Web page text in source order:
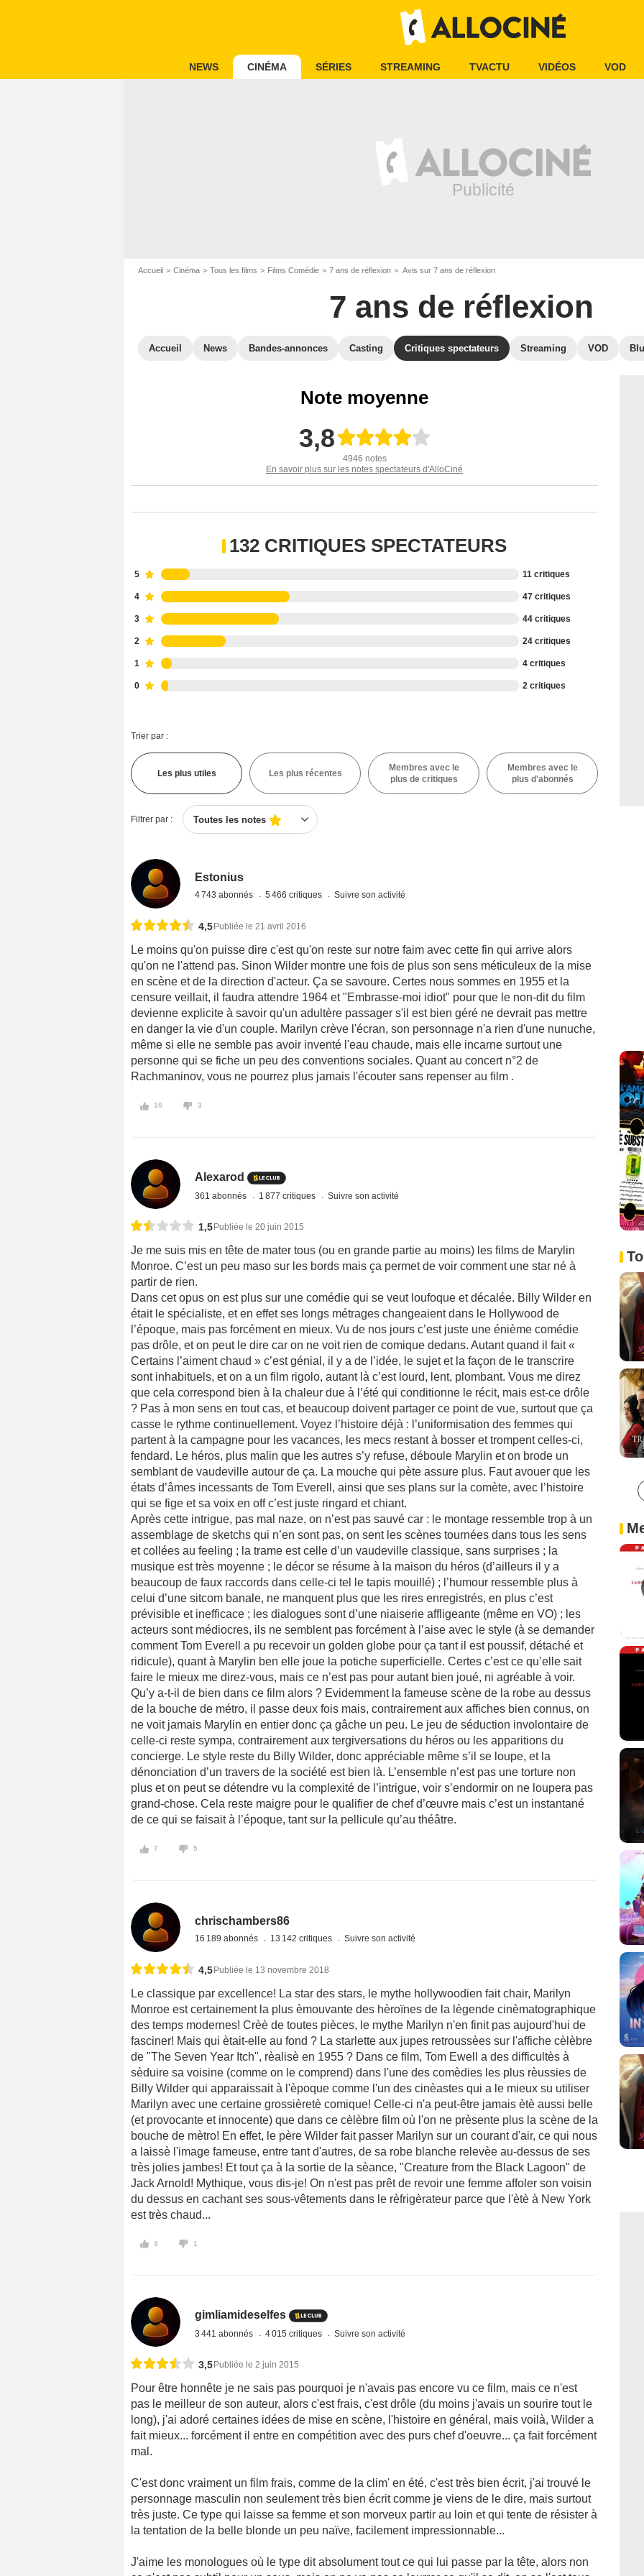
NEWS CINÉMA SÉRIES STREAMING TVACTU VIDÉOS VOD
Accueil Cinéma Tous les films Films Comédie 7 ans de réflexion Avis sur 7 ans de réflexion
7 ans de réflexion
Accueil News Bandes-annonces Casting Critiques spectateurs Streaming VOD
Note moyenne
3,8
4946 notes
En savoir plus sur les notes spectateurs d'AlloCiné
132 CRITIQUES SPECTATEURS
5 11 critiques
4 47 critiques
3 44 critiques
2 24 critiques
1 4 critiques
0 2 critiques
Trier par :
Les plus utiles Les plus récentes
Membres avec le
plus de critiques
Membres avec le
plus d'abonnés
Filtrer par : Toutes les notes
Estonius
4 743 abonnés 5 466 critiques Suivre son activité
4,5 Publiée le 21 avril 2016
Le moins qu'on puisse dire c'est qu'on reste sur notre faim avec cette fin qui arrive alors
qu'on ne l'attend pas. Sinon Wilder montre une fois de plus son sens méticuleux de la mise
en scène et de la direction d'acteur. Ça se savoure. Certes nous sommes en 1955 et la
censure veillait, il faudra attendre 1964 et "Embrasse-moi idiot" pour que le non-dit du film
devienne explicite à savoir qu'un adultère passager s'il est bien géré ne devrait pas mettre
en danger la vie d'un couple. Marilyn crève l'écran, son personnage n'a rien d'une nunuche,
même si elle ne semble pas avoir inventé l'eau chaude, mais elle incarne surtout une
personne qui se fiche un peu des conventions sociales. Quant au concert n°2 de
Rachmaninov, vous ne pourrez plus jamais l'écouter sans repenser au film .
10 3
Alexarod
361 abonnés 1 877 critiques Suivre son activité
1,5Publiée le 20 juin 2015
Je me suis mis en tête de mater tous (ou en grande partie au moins) les films de Marylin
Monroe. C’est un peu maso sur les bords mais ça permet de voir comment une star né à
partir de rien.
Dans cet opus on est plus sur une comédie qui se veut loufoque et décalée. Billy Wilder en
était le spécialiste, et en effet ses longs métrages changeaient dans le Hollywood de
l’époque, mais pas forcément en mieux. Vu de nos jours c’est juste une énième comédie
pas drôle, et on peut le dire car on ne voit rien de comique dedans. Autant quand il fait «
Certains l’aiment chaud » c’est génial, il y a de l’idée, le sujet et la façon de le transcrire
sont inhabituels, et on a un film rigolo, autant là c’est lourd, lent, plombant. Vous me direz
que cela correspond bien à la chaleur due à l’été qui conditionne le récit, mais est-ce drôle
? Pas à mon sens en tout cas, et beaucoup doivent partager ce point de vue, surtout que ça
casse le rythme continuellement. Voyez l’histoire déjà : l’uniformisation des femmes qui
partent à la campagne pour les vacances, les mecs restant à bosser et trompent celles-ci,
fendard. Le héros, plus malin que les autres s’y refuse, déboule Marylin et on brode un
semblant de vaudeville autour de ça. La mouche qui pète assure plus. Faut avouer que les
états d’âmes incessants de Tom Everell, ainsi que ses plans sur la comète, avec l’histoire
qui se fige et sa voix en off c’est juste ringard et chiant.
Après cette intrigue, pas mal naze, on n’est pas sauvé car : le montage ressemble trop à un
assemblage de sketchs qui n’en sont pas, on sent les scènes tournées dans tous les sens
et collées au feeling ; la trame est celle d’un vaudeville classique, sans surprises ; la
musique est très moyenne ; le décor se résume à la maison du héros (d’ailleurs il y a
beaucoup de faux raccords dans celle-ci tel le tapis mouillé) ; l’humour ressemble plus à
celui d’une sitcom banale, ne manquent plus que les rires enregistrés, en plus c’est
prévisible et inefficace ; les dialogues sont d’une niaiserie affligeante (même en VO) ; les
acteurs sont médiocres, ils ne semblent pas forcément à l’aise avec le style (à se demander
comment Tom Everell a pu recevoir un golden globe pour ça tant il est poussif, détaché et
ridicule), quant à Marylin ben elle joue la potiche superficielle. Certes c’est ce qu’elle sait
faire le mieux me direz-vous, mais ce n’est pas pour autant bien joué, ni agréable à voir.
Qu’y a-t-il de bien dans ce film alors ? Evidemment la fameuse scène de la robe au dessus
de la bouche de métro, il passe deux fois mais, contrairement aux affiches bien connus, on
ne voit jamais Marylin en entier donc ça gâche un peu. Le jeu de séduction involontaire de
celle-ci reste sympa, contrairement aux tergiversations du héros ou les apparitions du
concierge. Le style reste du Billy Wilder, donc appréciable même s’il se loupe, et la
dénonciation d’un travers de la société est bien là. L’ensemble n’est pas une torture non
plus et on peut se détendre vu la complexité de l’intrigue, voir s’endormir on ne loupera pas
grand-chose. Cela reste maigre pour le qualifier de chef d’œuvre mais c’est un instantané
de ce qui se faisait à l’époque, tant sur la pellicule qu’au théâtre.
7 5
chrischambers86
16 189 abonnés 13 142 critiques Suivre son activité
4,5Publiée le 13 novembre 2018
Le classique par excellence! La star des stars, le mythe hollywoodien fait chair, Marilyn
Monroe est certainement la plus èmouvante des hèroïnes de la lègende cinèmatographique
des temps modernes! Crèè de toutes pièces, le mythe Marilyn n'en finit pas aujourd'hui de
fasciner! Mais qui ètait-elle au fond ? La starlette aux jupes retroussèes sur l'affiche cèlèbre
de "The Seven Year Itch", rèalisè en 1955 ? Dans ce film, Tom Ewell a des difficultès à
sèduire sa voisine (comme on le comprend) dans l'une des comèdies les plus rèussies de
Billy Wilder qui apparaissait à l'èpoque comme l'un des cinèastes qui a le mieux su utiliser
Marilyn avec une certaine grossièretè comique! Celle-ci n'a peut-être jamais ètè aussi belle
(et provocante et innocente) que dans ce cèlèbre film où l'on ne prèsente plus la scène de la
bouche de mètro! En effet, le père Wilder fait passer Marilyn sur un courant d'air, ce qui nous
a laissè l'image fameuse, entre tant d'autres, de sa robe blanche relevèe au-dessus de ses
très jolies jambes! Et tout ça à la sortie de la sèance, "Creature from the Black Lagoon" de
Jack Arnold! Mythique, vous dis-je! On n'est pas prêt de revoir une femme affoler son voisin
du dessus en cachant ses sous-vêtements dans le rèfrigèrateur parce que l'ètè à New York
est très chaud...
3 1
gimliamideselfes
3 441 abonnés 4 015 critiques Suivre son activité
3,5 Publiée le 2 juin 2015
Pour être honnête je ne sais pas pourquoi je n'avais pas encore vu ce film, mais ce n'est
pas le meilleur de son auteur, alors c'est frais, c'est drôle (du moins j'avais un sourire tout le
long), j'ai adoré certaines idées de mise en scène, l'histoire en général, mais voilà, Wilder a
fait mieux... forcément il entre en compétition avec des purs chef d'oeuvre... ça fait forcément
mal.
C'est donc vraiment un film frais, comme de la clim' en été, c'est très bien écrit, j'ai trouvé le
personnage masculin non seulement très bien écrit comme je viens de le dire, mais surtout
très juste. Ce type qui laisse sa femme et son morveux partir au loin et qui tente de résister à
la tentation de la belle blonde un peu naïve, facilement impressionnable...
J'aime les monologues où le type dit absolument tout ce qui lui passe par la tête, alors non